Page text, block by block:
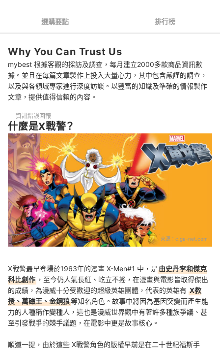
X戰警系列有相關影集作品嗎？
X戰警系列電影適合孩童觀賞嗎？
需要搭配漫畫一起觀賞嗎？
選購要點 排行榜
Why You Can Trust Us
mybest 根據客觀的採訪及調查，每月建立2000多款商品資訊數
據。並且在每篇文章製作上投入大量心力，其中包含嚴謹的調查，
以及與各領域專家進行深度訪談。以豐富的知識及準確的情報製作
文章，提供值得信賴的內容。
資訊錯誤回報
什麼是X戰警？
來源： c.ga-net.com
X戰警最早登場於1963年的漫畫 X-Men#1 中，是由史丹李和傑克
科比創作 ，至今仍人氣長紅、屹立不搖，在漫畫與電影皆取得傑出
的成績，為漫威十分受歡迎的超級英雄團體，代表的英雄有 X教
授、萬磁王、金鋼狼等知名角色。故事中將因為基因突變而產生能
力的人種稱作變種人，這也是漫威世界觀中有著許多種族爭議、甚
至引發戰爭的棘手議題，在電影中更是故事核心。
順道一提，由於這些 X戰警角色的版權早前是在二十世紀福斯手